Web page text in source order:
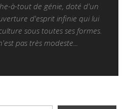
à-tout de génie, doté d'un
d'esprit infinie qui lui
sous toutes ses formes.
pas très modeste...